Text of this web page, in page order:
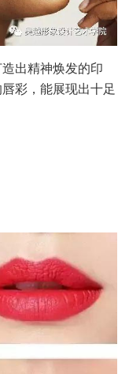
出精神焕发的印
彩，能展现出十足